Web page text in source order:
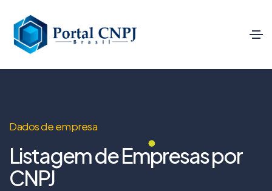
Dados de empresa
Listagem de Empresas por
CNPJ